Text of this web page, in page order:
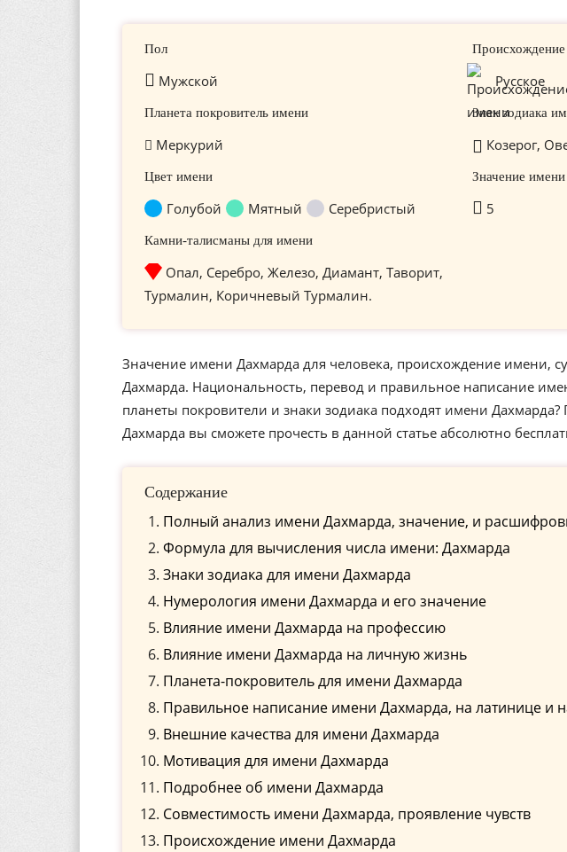
Пол
Мужской Русское
Планета покровитель имени
Меркурий
Знак зодиака
Козерог,
Цвет имени
Голубой Мятный Серебристый
Значение
5
Камни-талисманы для имени
Опал, Серебро, Железо, Диамант, Таворит,
Турмалин, Коричневый Турмалин.
Значение имени Дахмарда для человека, происхождение имени,
Дахмарда. Национальность, перевод и правильное написание
планеты покровители и знаки зодиака подходят имени
Дахмарда вы сможете прочесть в данной статье абсолютно
Содержание
Полный анализ имени Дахмарда, значение, и
Формула для вычисления числа имени: Дахмарда
Знаки зодиака для имени Дахмарда
Нумерология имени Дахмарда и его значение
Влияние имени Дахмарда на профессию
Влияние имени Дахмарда на личную жизнь
Планета-покровитель для имени Дахмарда
Правильное написание имени Дахмарда, на латинице и
Внешние качества для имени Дахмарда
Мотивация для имени Дахмарда
Подробнее об имени Дахмарда
Совместимость имени Дахмарда, проявление чувств
Происхождение имени Дахмарда